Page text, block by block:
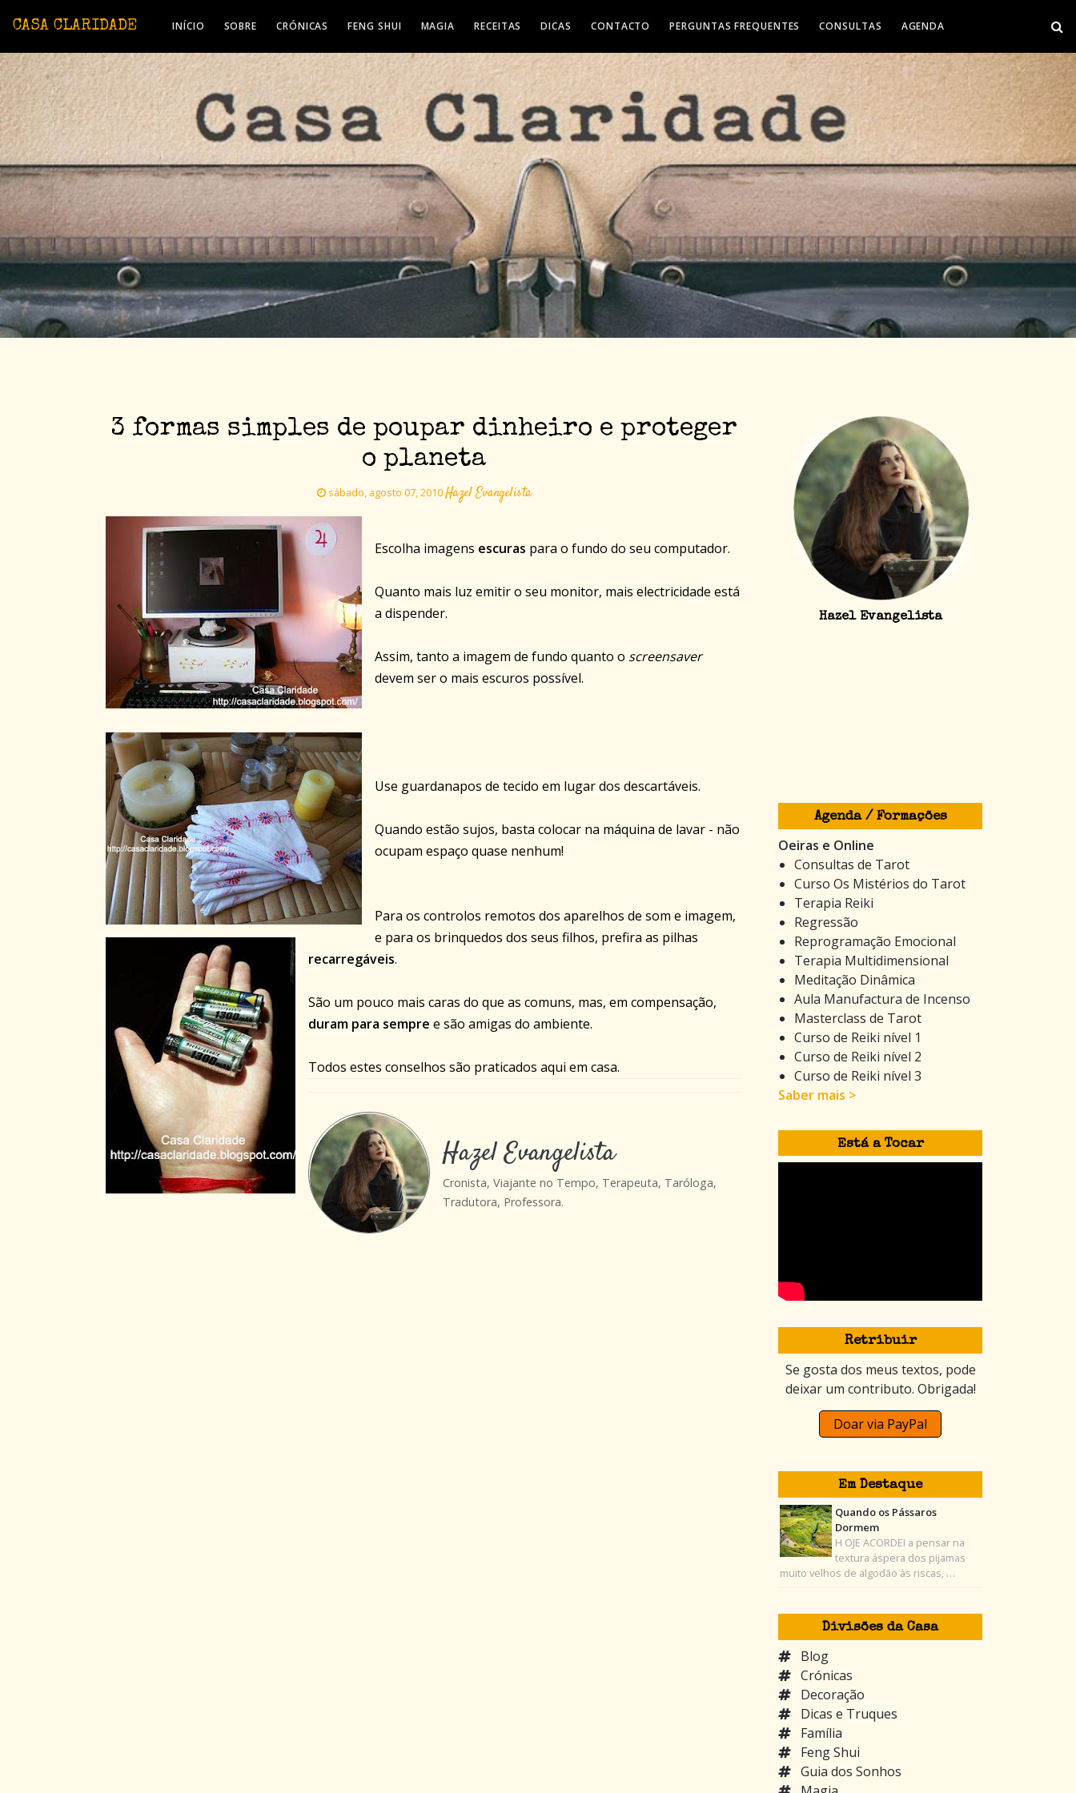
CASA CLARIDADE INÍCIO SOBRE CRÓNICAS FENG SHUI MAGIA RECEITAS DICAS CONTACTO PERGUNTAS FREQUENTES CONSULTAS AGENDA
3 formas simples de poupar dinheiro e proteger
o planeta
sábado, agosto 07, 2010Hazel Evangelista
Escolha imagens escuras para o fundo do seu computador.
Quanto mais luz emitir o seu monitor, mais electricidade está
a dispender.
Assim, tanto a imagem de fundo quanto o screensaver
devem ser o mais escuros possível.
Use guardanapos de tecido em lugar dos descartáveis.
Quando estão sujos, basta colocar na máquina de lavar - não
ocupam espaço quase nenhum!
Para os controlos remotos dos aparelhos de som e imagem,
e para os brinquedos dos seus filhos, prefira as pilhas
recarregáveis.
São um pouco mais caras do que as comuns, mas, em compensação,
duram para sempre e são amigas do ambiente.
Todos estes conselhos são praticados aqui em casa.
Hazel Evangelista
Cronista, Viajante no Tempo, Terapeuta, Taróloga,
Tradutora, Professora.
Hazel Evangelista
Agenda / Formações
Oeiras e Online
Consultas de Tarot
Curso Os Mistérios do Tarot
Terapia Reiki
Regressão
Reprogramação Emocional
Terapia Multidimensional
Meditação Dinâmica
Aula Manufactura de Incenso
Masterclass de Tarot
Curso de Reiki nível 1
Curso de Reiki nível 2
Curso de Reiki nível 3
Saber mais >
Está a Tocar
Retribuir
Se gosta dos meus textos, pode
deixar um contributo. Obrigada!
Doar via PayPal
Em Destaque
Quando os Pássaros
Dormem
H OJE ACORDEI a pensar na
textura áspera dos pijamas
muito velhos de algodão às riscas, …
Divisões da Casa
Blog
Crónicas
Decoração
Dicas e Truques
Família
Feng Shui
Guia dos Sonhos